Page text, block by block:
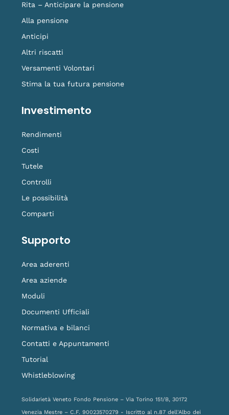
Rita – Anticipare la pensione
Alla pensione
Anticipi
Altri riscatti
Versamenti Volontari
Stima la tua futura pensione
Investimento
Rendimenti
Costi
Tutele
Controlli
Le possibilità
Comparti
Supporto
Area aderenti
Area aziende
Moduli
Documenti Ufficiali
Normativa e bilanci
Contatti e Appuntamenti
Tutorial
Whistleblowing
Solidarietà Veneto Fondo Pensione – Via Torino 151/B, 30172
Venezia Mestre – C.F. 90023570279 - Iscritto al n.87 dell'Albo dei